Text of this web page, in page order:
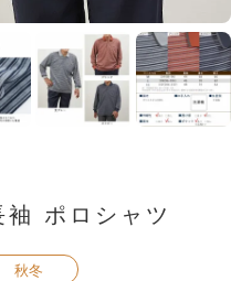
ポロシャツ
秋冬